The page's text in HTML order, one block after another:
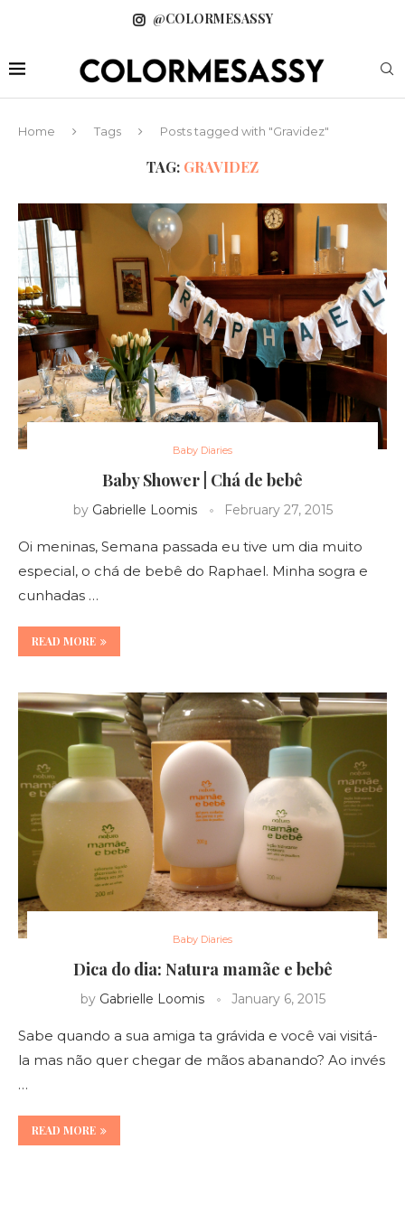
@COLORMESASSY
Home Tags Posts tagged with "Gravidez"
TAG: GRAVIDEZ
Baby Diaries
Baby Shower | Chá de bebê
by Gabrielle Loomis February 27, 2015
Oi meninas, Semana passada eu tive um dia muito
especial, o chá de bebê do Raphael. Minha sogra e
cunhadas …
READ MORE
Baby Diaries
Dica do dia: Natura mamãe e bebê
by Gabrielle Loomis January 6, 2015
Sabe quando a sua amiga ta grávida e você vai visitá-
la mas não quer chegar de mãos abanando? Ao invés
…
READ MORE